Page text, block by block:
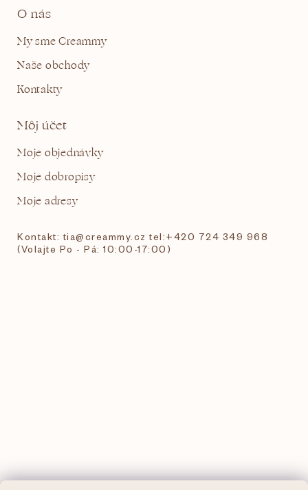
O nás
My sme Creammy
Naše obchody
Kontakty
Môj účet
Moje objednávky
Moje dobropisy
Moje adresy
Kontakt: tia@creammy.cz tel:+420 724 349 968
(Volajte Po - Pá: 10:00-17:00)